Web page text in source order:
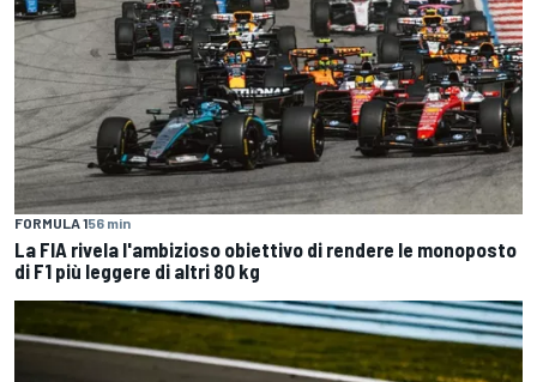
FORMULA 156 min
La FIA rivela l'ambizioso obiettivo di rendere le monoposto
di F1 più leggere di altri 80 kg